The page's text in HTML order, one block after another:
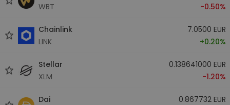
WBT
-0.50%
Chainlink
LINK
7.0500 EUR
+0.20%
Stellar
XLM
0.138641000 EUR
-1.20%
Dai
0.867732 EUR